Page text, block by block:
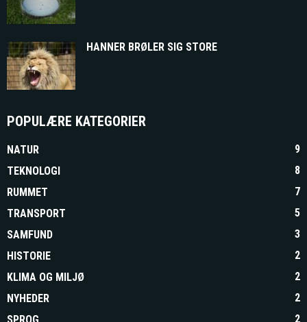
HANNER BRØLER SIG STORE
POPULÆRE KATEGORIER
NATUR
9
TEKNOLOGI
8
RUMMET
7
TRANSPORT
5
SAMFUND
3
HISTORIE
2
KLIMA OG MILJØ
2
NYHEDER
2
2